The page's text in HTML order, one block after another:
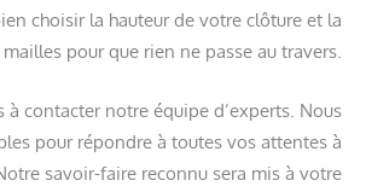
choisir la hauteur de votre clôture et la
pour que rien ne passe au travers.
à contacter notre équipe d’experts. Nous
pour répondre à toutes vos attentes à
savoir-faire reconnu sera mis à votre